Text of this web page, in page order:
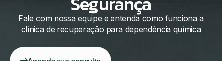
Fale com nossa equipe e entenda como funciona a
clínica de recuperação para dependência química